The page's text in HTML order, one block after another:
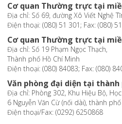
Cơ quan Thường trực tại
Địa chỉ: Số 69, đường Xô Viết Nghệ
Điện thoại: (080) 51 301; Fax: (080)
Cơ quan Thường trực tại
Địa chỉ: Số 19 Phạm Ngọc Thạch,
Thành phố Hồ Chí Minh
Điện thoại: (080) 84083; Fax: (080)
Văn phòng đại diện tại thành
Địa chỉ: Phòng 302, Khu Hiệu Bộ,
6 Nguyễn Văn Cừ (nối dài), thành
Điện thoại/Fax: (0292) 6250868